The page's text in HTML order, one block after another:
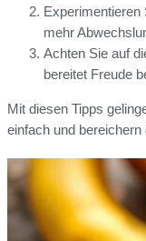
Experimentieren
mehr
Achten Sie auf
bereitet Freude
Mit diesen Tipps
einfach und